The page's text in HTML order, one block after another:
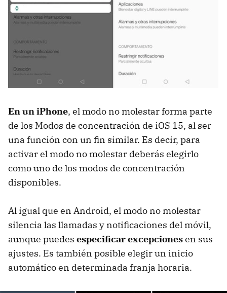
En un iPhone, el modo no molestar forma parte
de los Modos de concentración de iOS 15, al ser
una función con un fin similar. Es decir, para
activar el modo no molestar deberás elegirlo
como uno de los modos de concentración
disponibles.
Al igual que en Android, el modo no molestar
silencia las llamadas y notificaciones del móvil,
aunque puedes especificar excepcionesen sus
ajustes. Es también posible elegir un inicio
automático en determinada franja horaria.